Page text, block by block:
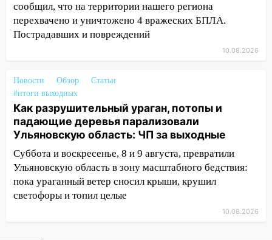
11:05 12 человек погибли и 39 получили
ранения после атаки беспилотников на
Нижнекамск
перехвачены четыре беспилотника
10:15 Соцсети: мотоциклист врезался в
«Калину» в Новом городе
10:11 Во время атаки беспилотников в
Нижнекамске погибли люди: в
республике объявили траур
10:06 За выходные выпало больше
месячной нормы осадков и упало 111
сообщил, что на территории нашего региона
перехвачено и уничтожено 4 вражеских БПЛА.
Пострадавших и повреждений
10.08.2026
Новости Обзор
Статьи
#итоги выходных
Как разрушительный ураган, потопы и
падающие деревья парализовали
Ульяновскую область: ЧП за выходные
Суббота и воскресенье, 8 и 9 августа, превратили
Ульяновскую область в зону масштабного бедствия:
пока ураганный ветер сносил крыши, крушил
светофоры и топил целые
10.08.2026